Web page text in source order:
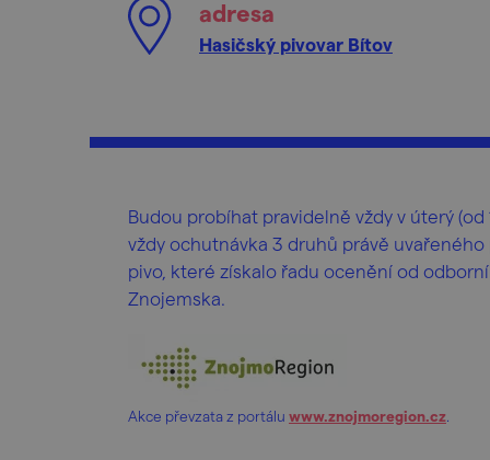
adresa
Hasičský pivovar Bítov
Budou probíhat pravidelně vždy v úterý
vždy ochutnávka 3 druhů právě
pivo, které získalo řadu ocenění od
Znojemska.
Akce převzata z portálu www.znojmoregion.cz